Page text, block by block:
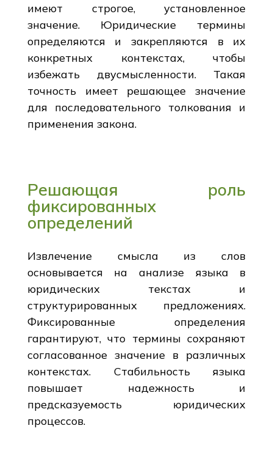
имеют строгое, установленное
значение. Юридические термины
определяются и закрепляются в их
конкретных контекстах, чтобы
избежать двусмысленности. Такая
точность имеет решающее значение
для последовательного толкования и
применения закона.
Решающая роль
фиксированных
определений
Извлечение смысла из слов
основывается на анализе языка в
юридических текстах и
структурированных предложениях.
Фиксированные определения
гарантируют, что термины сохраняют
согласованное значение в различных
контекстах. Стабильность языка
повышает надежность и
предсказуемость юридических
процессов.